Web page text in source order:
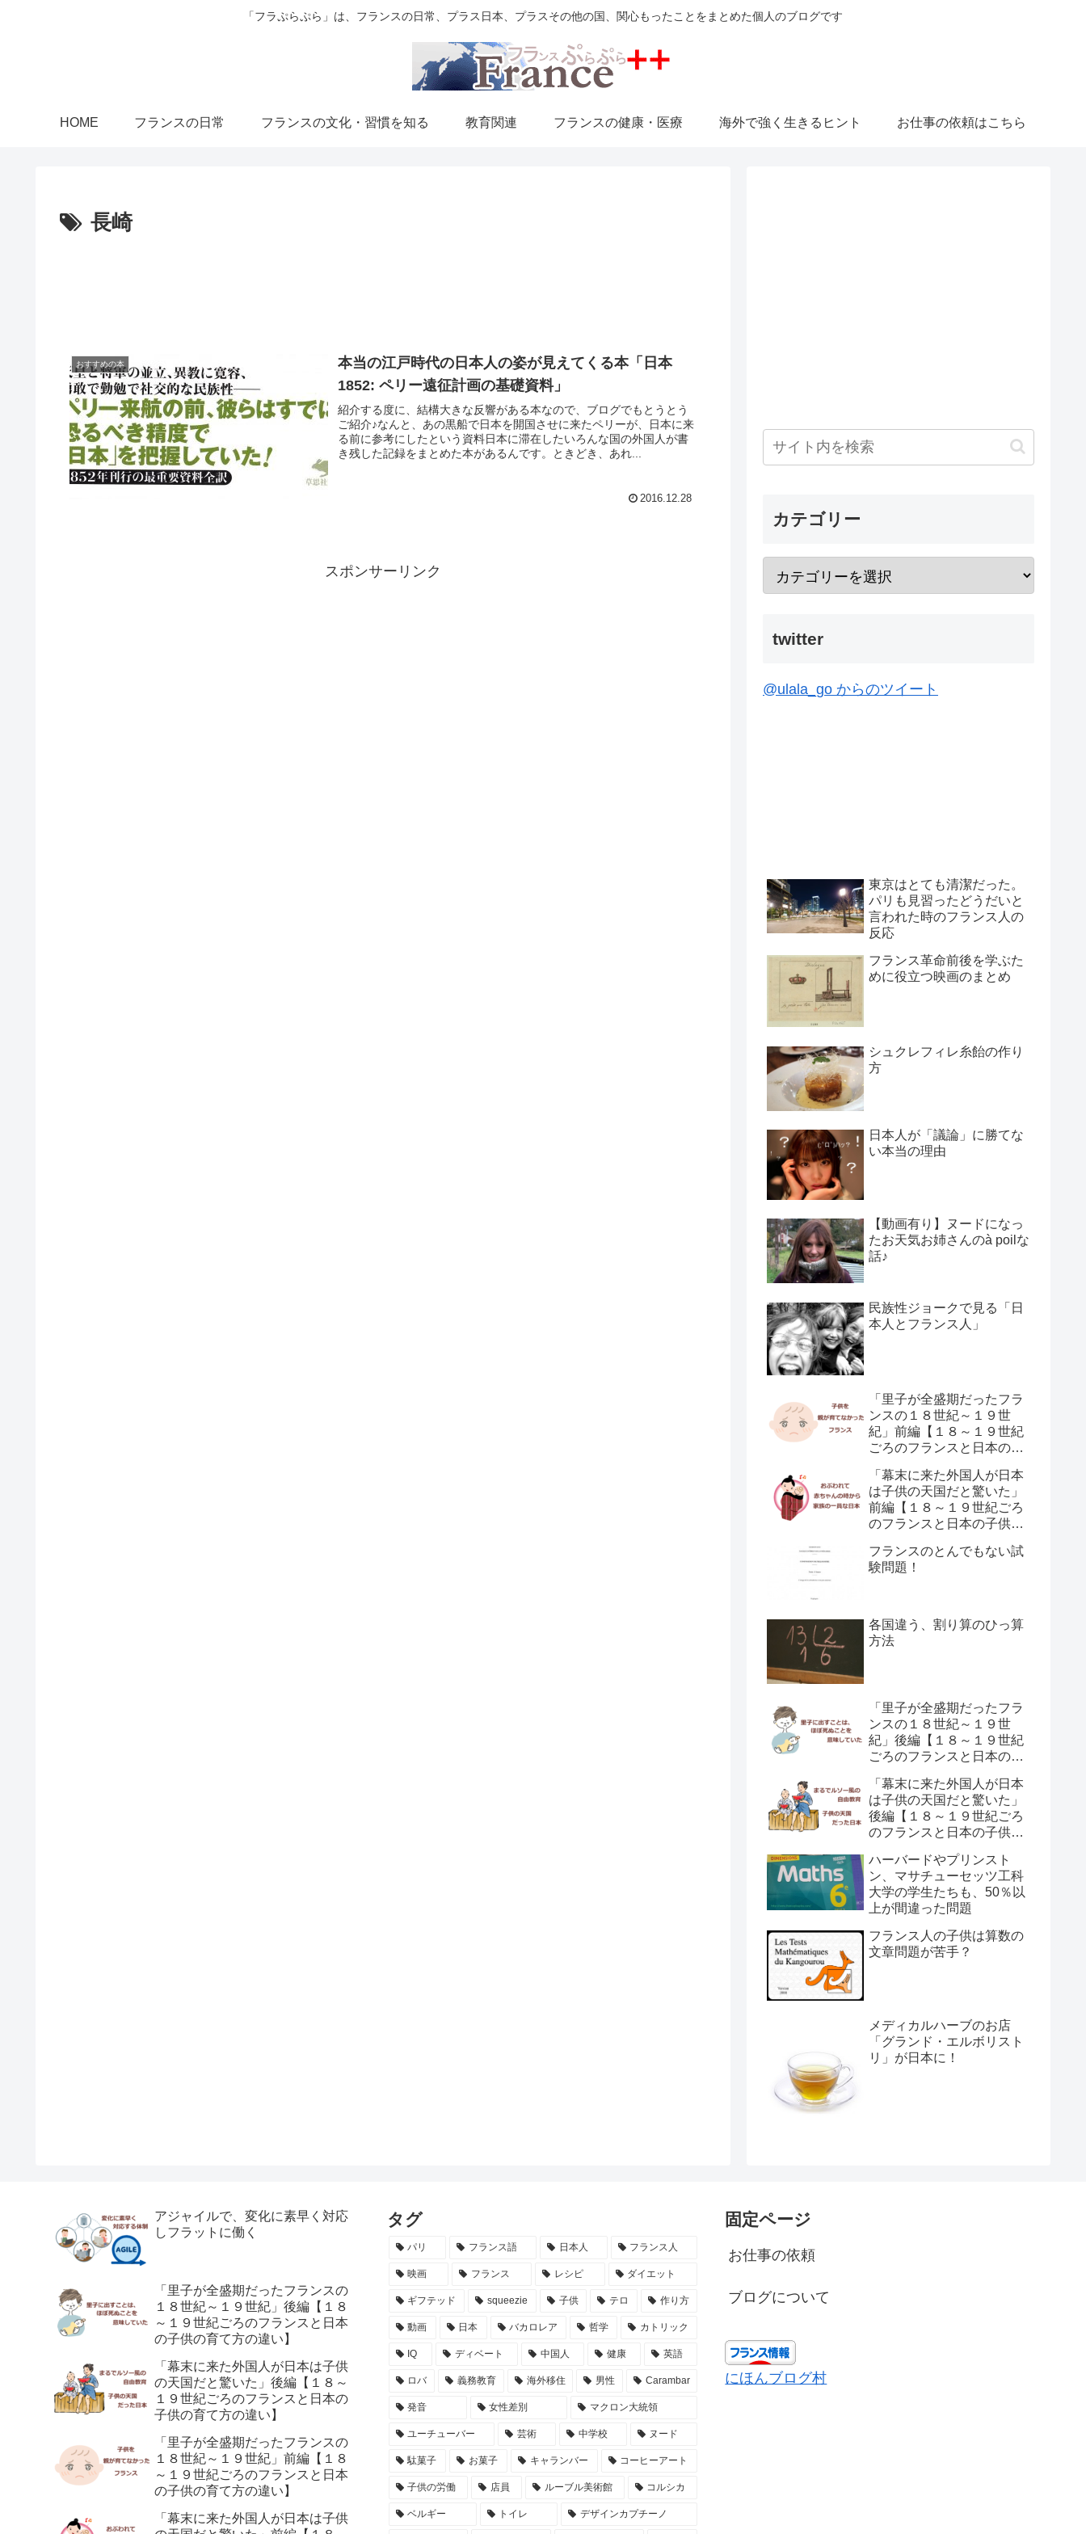
「フラぷらぷら」は、フランスの日常、プラス日本、プラスその他の国、関心もったことをまとめた個人のブログです
HOME フランスの日常 フランスの文化・習慣を知る 教育関連 フランスの健康・医療 海外で強く生きるヒント お仕事の依頼はこちら
長崎
おすすめの本
本当の江戸時代の日本人の姿が見えてくる本「日本
1852: ペリー遠征計画の基礎資料」
紹介する度に、結構大きな反響がある本なので、ブログでもとうとう
ご紹介♪なんと、あの黒船で日本を開国させに来たペリーが、日本に来
る前に参考にしたという資料日本に滞在したいろんな国の外国人が書
き残した記録をまとめた本があるんです。ときどき、あれ...
2016.12.28
スポンサーリンク
カテゴリー
twitter
@ulala_go からのツイート
東京はとても清潔だった。
パリも見習ったどうだいと
言われた時のフランス人の
反応
フランス革命前後を学ぶた
めに役立つ映画のまとめ
シュクレフィレ糸飴の作り
方
日本人が「議論」に勝てな
い本当の理由
【動画有り】ヌードになっ
たお天気お姉さんのà poilな
話♪
民族性ジョークで見る「日
本人とフランス人」
「里子が全盛期だったフラ
ンスの１８世紀～１９世
紀」前編【１８～１９世紀
ごろのフランスと日本の子
「幕末に来た外国人が日本
は子供の天国だと驚いた」
前編【１８～１９世紀ごろ
のフランスと日本の子供の
フランスのとんでもない試
験問題！
各国違う、割り算のひっ算
方法
「里子が全盛期だったフラ
ンスの１８世紀～１９世
紀」後編【１８～１９世紀
ごろのフランスと日本の子
「幕末に来た外国人が日本
は子供の天国だと驚いた」
後編【１８～１９世紀ごろ
のフランスと日本の子供の
ハーバードやプリンスト
ン、マサチューセッツ工科
大学の学生たちも、50％以
上が間違った問題
フランス人の子供は算数の
文章問題が苦手？
メディカルハーブのお店
「グランド・エルボリスト
リ」が日本に！
アジャイルで、変化に素早く対応
しフラットに働く
「里子が全盛期だったフランスの
１８世紀～１９世紀」後編【１８
～１９世紀ごろのフランスと日本
の子供の育て方の違い】
「幕末に来た外国人が日本は子供
の天国だと驚いた」後編【１８～
１９世紀ごろのフランスと日本の
子供の育て方の違い】
「里子が全盛期だったフランスの
１８世紀～１９世紀」前編【１８
～１９世紀ごろのフランスと日本
の子供の育て方の違い】
「幕末に来た外国人が日本は子供
タグ
パリ フランス語 日本人 フランス人
映画 フランス レシピ ダイエット
ギフテッド squeezie 子供 テロ 作り方
動画 日本 バカロレア 哲学 カトリック
IQ ディベート 中国人 健康 英語
ロバ 義務教育 海外移住 男性 Carambar
発音 女性差別 マクロン大統領
ユーチューバー 芸術 中学校 ヌード
駄菓子 お菓子 キャランバー コーヒーアート
子供の労働 店員 ルーブル美術館 コルシカ
ベルギー トイレ デザインカプチーノ
固定ページ
お仕事の依頼
ブログについて
にほんブログ村